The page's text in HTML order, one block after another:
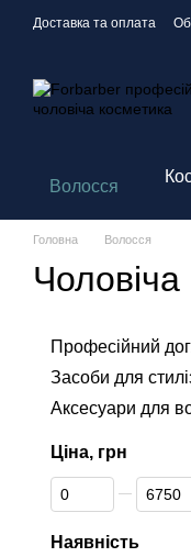
Перейти до основного
Доставка та оплата
Волосся
Головна Волосся
Професійний
Засоби для
Аксесуари для
Ціна, грн
Від Ціна, грн
До Ціна, грн
Наявність